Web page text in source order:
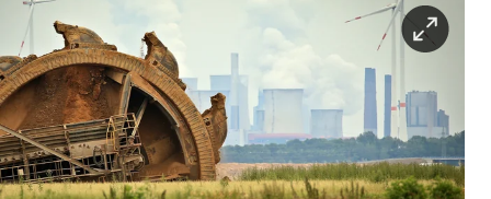
sport
berlin
nord
wahrheit